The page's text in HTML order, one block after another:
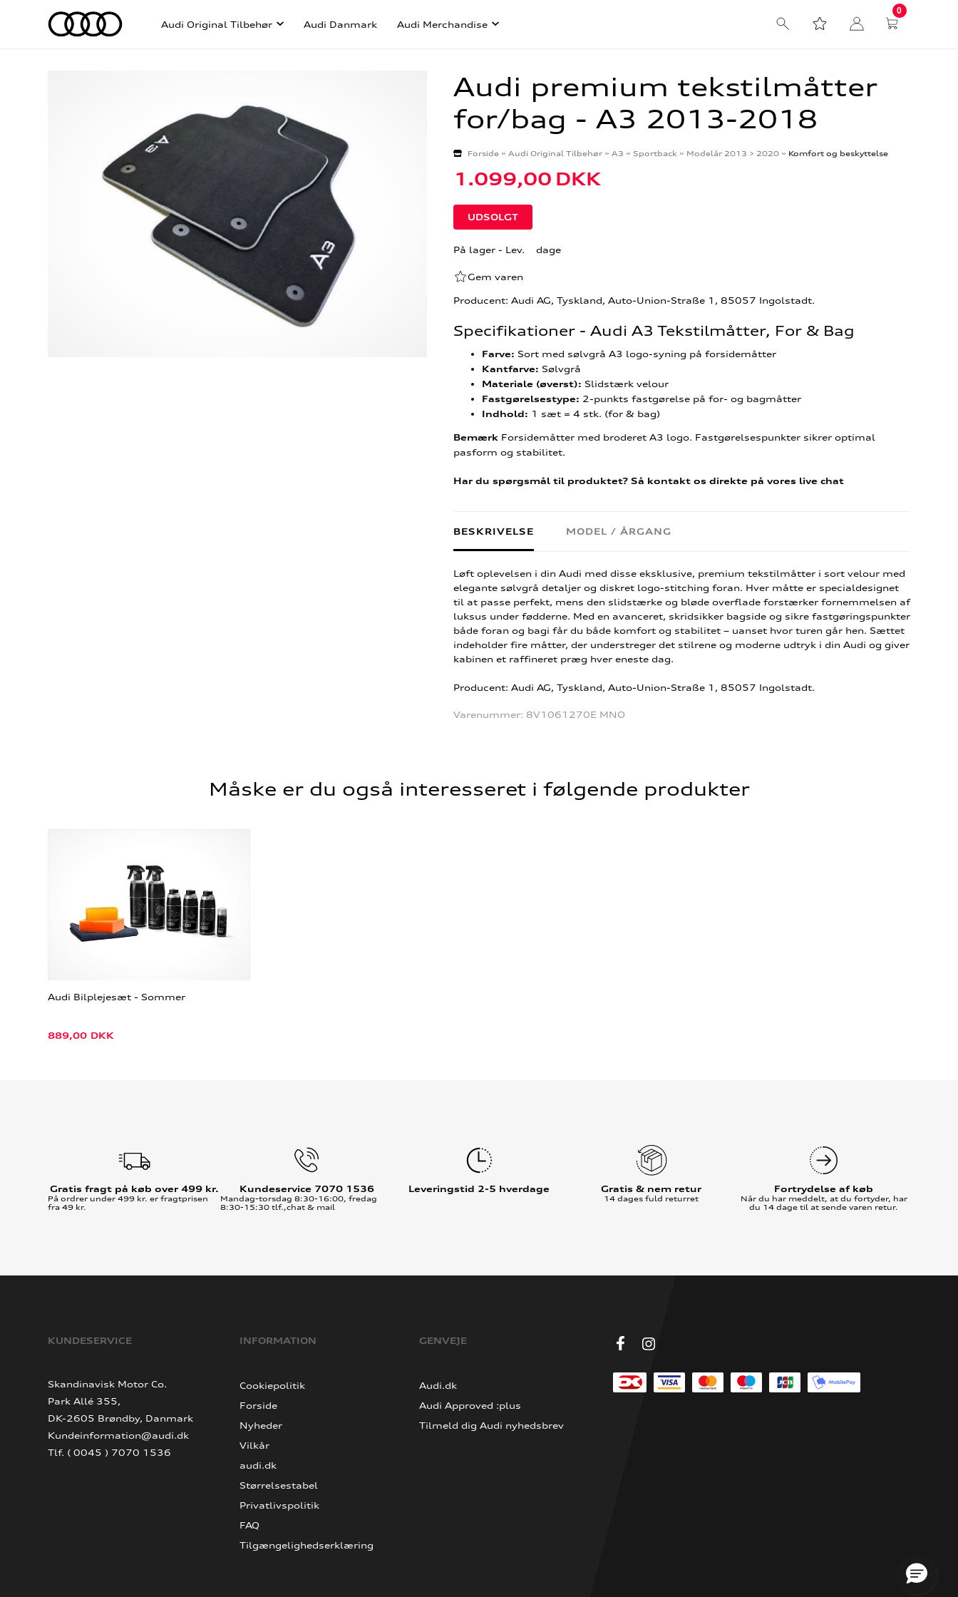
Audi Original Tilbehør Audi Danmark Audi Merchandise
0
Audi premium tekstilmåtter
for/bag - A3 2013-2018
Forside» Audi Original Tilbehør» A3 » Sportback » Modelår 2013 > 2020» Komfort og beskyttelse
1.099,00 DKK
På lager - Lev. dage
Gem varen
Producent: Audi AG, Tyskland, Auto-Union-Straße 1, 85057 Ingolstadt.
Specifikationer - Audi A3 Tekstilmåtter, For & Bag
Farve: Sort med sølvgrå A3 logo-syning på forsidemåtter
Kantfarve: Sølvgrå
Materiale (øverst): Slidstærk velour
Fastgørelsestype: 2-punkts fastgørelse på for- og bagmåtter
Indhold: 1 sæt = 4 stk. (for & bag)
BemærkForsidemåtter med broderet A3 logo. Fastgørelsespunkter sikrer optimal
pasform og stabilitet.
Har du spørgsmål til produktet? Så kontakt os direkte på vores live chat
BESKRIVELSE MODEL / ÅRGANG
Løft oplevelsen i din Audi med disse eksklusive, premium tekstilmåtter i sort velour med
elegante sølvgrå detaljer og diskret logo-stitching foran. Hver måtte er specialdesignet
til at passe perfekt, mens den slidstærke og bløde overflade forstærker fornemmelsen af
luksus under fødderne. Med en avanceret, skridsikker bagside og sikre fastgøringspunkter
både foran og bagi får du både komfort og stabilitet – uanset hvor turen går hen. Sættet
indeholder fire måtter, der understreger det stilrene og moderne udtryk i din Audi og giver
kabinen et raffineret præg hver eneste dag.
Producent: Audi AG, Tyskland, Auto-Union-Straße 1, 85057 Ingolstadt.
Varenummer: 8V1061270E MNO
Måske er du også interesseret i følgende produkter
Audi Bilplejesæt - Sommer
889,00 DKK
Gratis fragt på køb over 499 kr.
På ordrer under 499 kr. er fragtprisen
fra 49 kr.
Kundeservice 7070 1536
Mandag-torsdag 8:30-16:00, fredag
8:30-15:30 tlf.,chat & mail
Leveringstid 2-5 hverdage Gratis & nem retur
14 dages fuld returret
Fortrydelse af køb
Når du har meddelt, at du fortyder, har
du 14 dage til at sende varen retur.
KUNDESERVICE
Skandinavisk Motor Co.
Park Allé 355,
DK-2605 Brøndby, Danmark
Kundeinformation@audi.dk
Tlf. ( 0045 ) 7070 1536
INFORMATION
Cookiepolitik
Forside
Nyheder
Vilkår
audi.dk
Størrelsestabel
Privatlivspolitik
FAQ
Tilgængelighedserklæring
GENVEJE
Audi.dk
Audi Approved :plus
Tilmeld dig Audi nyhedsbrev